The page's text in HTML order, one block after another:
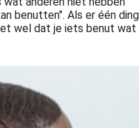
benutten". Als er één ding
wel dat je iets benut wat